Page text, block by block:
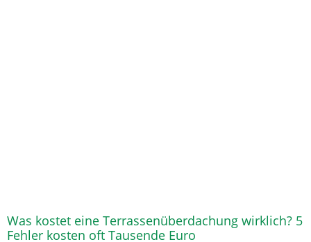
Was kostet eine Terrassenüberdachung wirklich? 5
Fehler kosten oft Tausende Euro